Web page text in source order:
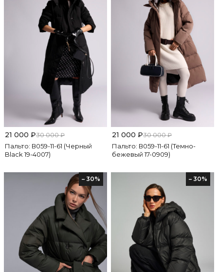
Пальто: В059-11-61 (Черный
Black 19-4007)
21 000 ₽30 000₽
Пальто: В059-11-61 (Темно-
бежевый 17-0909)
21 000 ₽30 000₽
– 30% – 30%